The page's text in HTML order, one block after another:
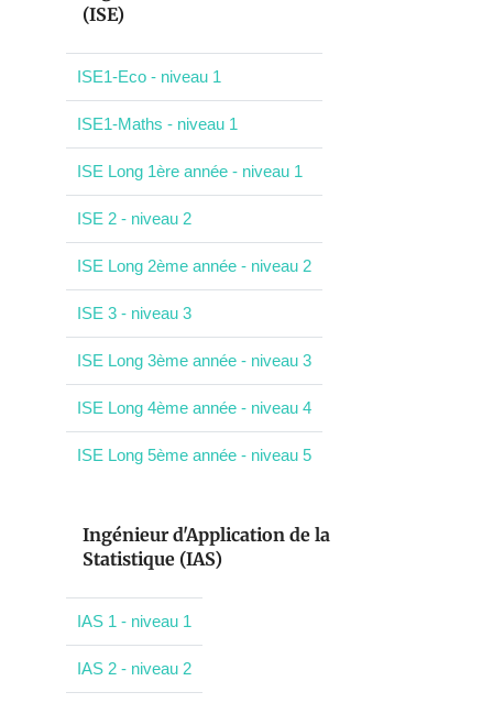
(ISE)
ISE1-Eco - niveau 1
ISE1-Maths - niveau 1
ISE Long 1ère année - niveau 1
ISE 2 - niveau 2
ISE Long 2ème année - niveau 2
ISE 3 - niveau 3
ISE Long 3ème année - niveau 3
ISE Long 4ème année - niveau 4
ISE Long 5ème année - niveau 5
Ingénieur d'Application de la
Statistique (IAS)
IAS 1 - niveau 1
IAS 2 - niveau 2